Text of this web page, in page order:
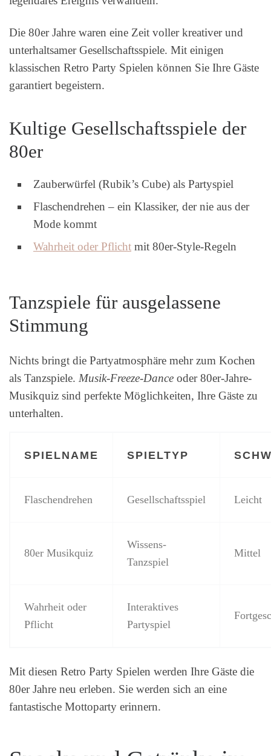
Die 80er Jahre waren eine Zeit voller kreativer und
unterhaltsamer Gesellschaftsspiele. Mit einigen
klassischen Retro Party Spielen können Sie Ihre Gäste
garantiert begeistern.
Kultige Gesellschaftsspiele der
80er
Zauberwürfel (Rubik’s Cube) als Partyspiel
Flaschendrehen – ein Klassiker, der nie aus der
Mode kommt
Wahrheit oder Pflicht mit 80er-Style-Regeln
Tanzspiele für ausgelassene
Stimmung
Nichts bringt die Partyatmosphäre mehr zum Kochen
als Tanzspiele. Musik-Freeze-Dance oder 80er-Jahre-
Musikquiz sind perfekte Möglichkeiten, Ihre Gäste zu
unterhalten.
SPIELNAME SPIELTYP
Flaschendrehen Gesellschaftsspiel Leicht
80er Musikquiz
Wissens-
Tanzspiel
Mittel
Wahrheit oder
Pflicht
Interaktives
Partyspiel
Mit diesen Retro Party Spielen werden Ihre Gäste die
80er Jahre neu erleben. Sie werden sich an eine
fantastische Mottoparty erinnern.